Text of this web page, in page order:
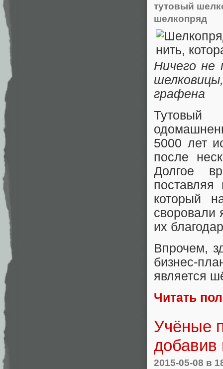
тутовый
шелкопряд
Ничего не
графена
Тутовый
5000 лет
после
Долгое
который
своровали
их
Впрочем,
бизнес-
является
Читать
Учёные
добавив
2015-05-08 в